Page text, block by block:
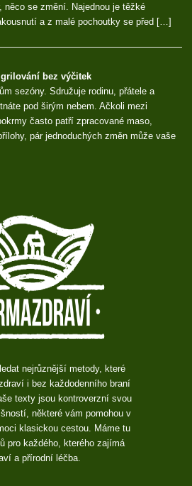
něco se změní. Najednou je těžké
a z malé pochoutky se před […]
bez výčitek
sezóny. Sdružuje rodinu, přátele a
pod širým nebem. Ačkoli mezi
často patří zpracované maso,
pár jednoduchých změn může vaše
nejrůznější metody, které
i bez každodenního braní
texty jsou kontroverzní svou
některé vám pomohou v
klasickou cestou. Máme tu
pro každého, kterého zajímá
a přírodní léčba.